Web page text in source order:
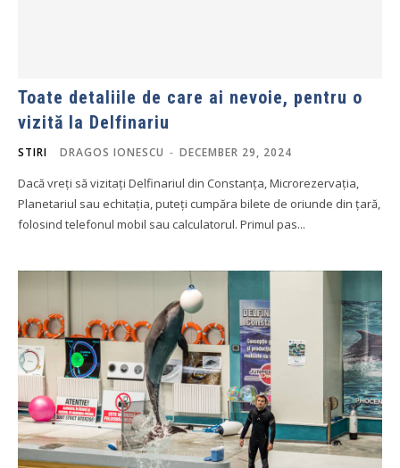
Toate detaliile de care ai nevoie, pentru o
vizită la Delfinariu
STIRI DRAGOS IONESCU - DECEMBER 29, 2024
Dacă vreți să vizitați Delfinariul din Constanța, Microrezervația,
Planetariul sau echitația, puteți cumpăra bilete de oriunde din țară,
folosind telefonul mobil sau calculatorul. Primul pas...